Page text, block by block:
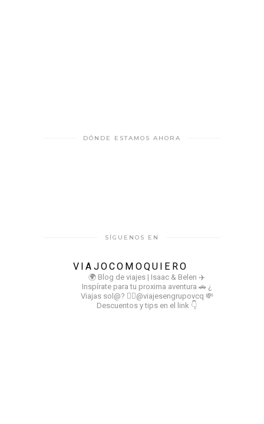
DÓNDE ESTAMOS AHORA
SÍGUENOS EN
VIAJOCOMOQUIERO
🌍 Blog de viajes | Isaac & Belen ✈️
Inspírate para tu proxima aventura 🚗 ¿
Viajas sol@? 👉🏻@viajesengrupovcq 💸
Descuentos y tips en el link 👇